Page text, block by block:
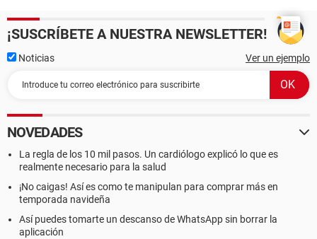
¡SUSCRÍBETE A NUESTRA NEWSLETTER!
Noticias Ver un ejemplo
NOVEDADES
La regla de los 10 mil pasos. Un cardiólogo explicó lo que es
realmente necesario para la salud
¡No caigas! Así es como te manipulan para comprar más en
temporada navideña
Así puedes tomarte un descanso de WhatsApp sin borrar la
aplicación